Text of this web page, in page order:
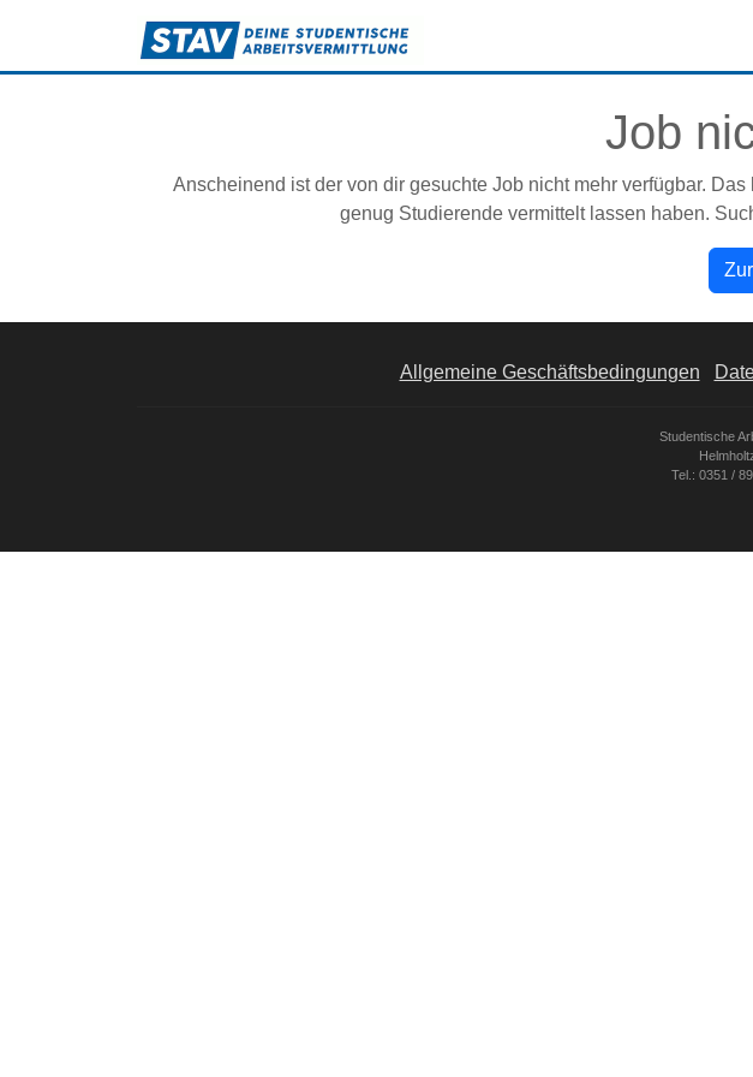
Job
Anscheinend ist der von dir gesuchte Job nicht mehr verfügbar.
genug Studierende vermittelt lassen haben.
Allgemeine Geschäftsbedingungen
Studentische
Tel.: 0351 /